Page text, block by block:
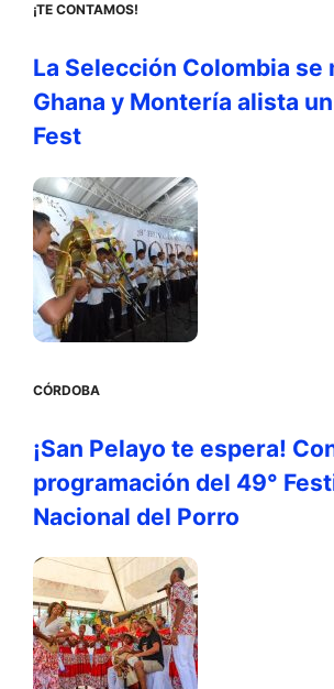
¡TE CONTAMOS!
La Selección Colombia se
Ghana y Montería alista
Fest
CÓRDOBA
¡San Pelayo te espera!
programación del 49°
Nacional del Porro